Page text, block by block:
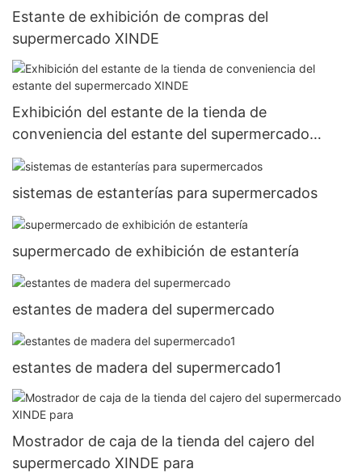
Estante de exhibición de compras del
supermercado XINDE
Exhibición del estante de la tienda de
conveniencia del estante del supermercado
XINDE
sistemas de estanterías para supermercados
supermercado de exhibición de estantería
estantes de madera del supermercado
estantes de madera del supermercado1
Mostrador de caja de la tienda del cajero del
supermercado XINDE para